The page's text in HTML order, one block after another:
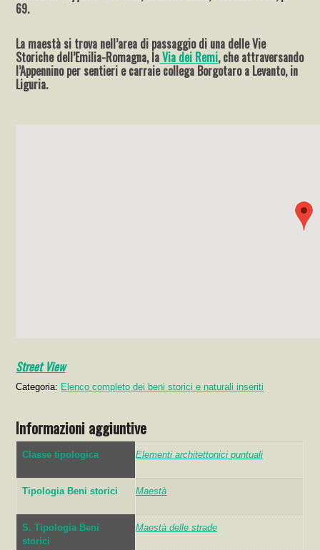
69.
La maestà si trova nell’area di passaggio di una delle Vie
Storiche dell’Emilia-Romagna, laVia dei Remi, che attraversando
l’Appennino per sentieri e carraie collega Borgotaro a Levanto, in
Liguria.
Street View
Categoria: Elenco completo dei beni storici e naturali inseriti
Informazioni aggiuntive
Classe tipologica Elementi architettonici puntuali
Tipologia Beni storici Maestà
S. Tipologia Beni
storici
Maestà delle strade